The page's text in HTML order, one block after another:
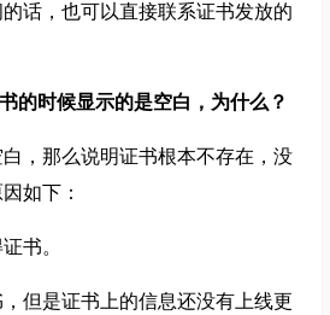
，也可以直接联系证书发放的
的时候显示的是空白，为什么？
那么说明证书根本不存在，没
如下：
书。
是证书上的信息还没有上线更